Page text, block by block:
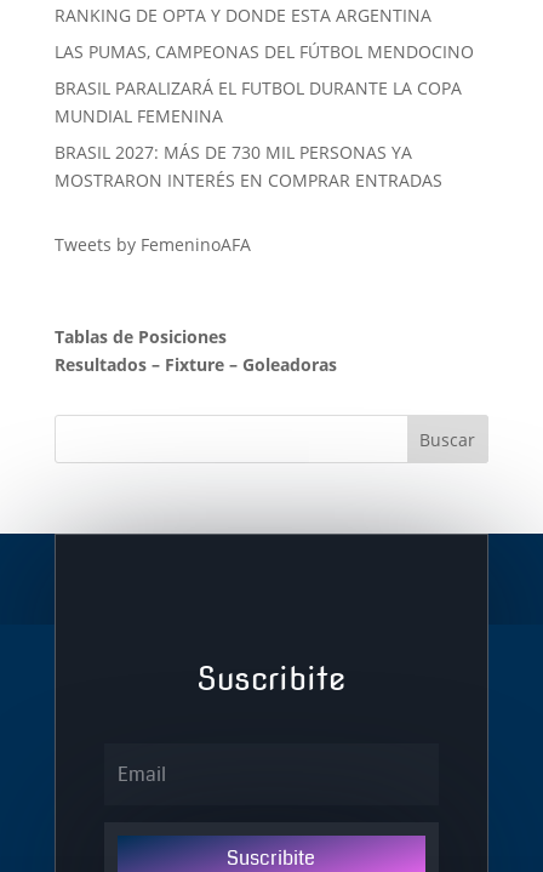
RANKING DE OPTA Y DONDE ESTA ARGENTINA
LAS PUMAS, CAMPEONAS DEL FÚTBOL MENDOCINO
BRASIL PARALIZARÁ EL FUTBOL DURANTE LA COPA
MUNDIAL FEMENINA
BRASIL 2027: MÁS DE 730 MIL PERSONAS YA
MOSTRARON INTERÉS EN COMPRAR ENTRADAS
Tweets by FemeninoAFA
Tablas de Posiciones
Resultados– Fixture– Goleadoras
Suscribite
Suscribite